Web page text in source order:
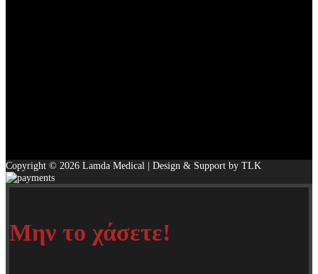
Copyright © 2026 Lamda Medical | Design & Support by TLK
Μην το χάσετε!